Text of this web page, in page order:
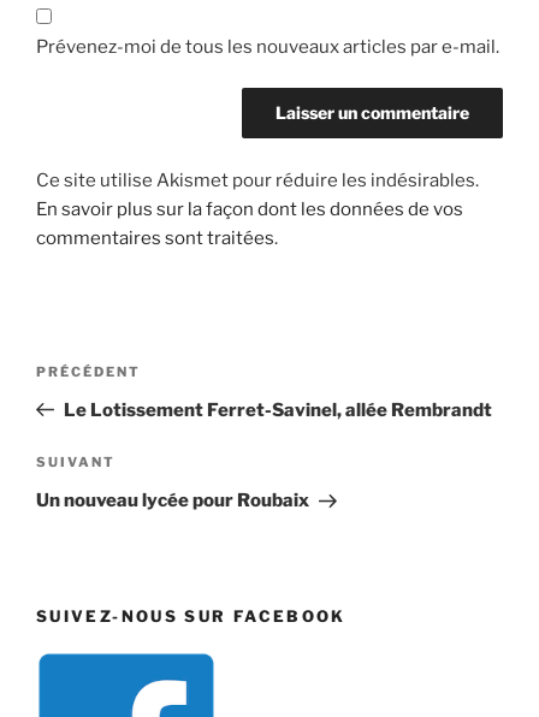
Prévenez-moi de tous les nouveaux articles par e-mail.
Ce site utilise Akismet pour réduire les indésirables.
En savoir plus sur la façon dont les données de vos
commentaires sont traitées.
Navigation
l’article
Article
précédent
PRÉCÉDENT
Le Lotissement Ferret-Savinel, allée Rembrandt
Article
suivant
SUIVANT
Un nouveau lycée pour Roubaix
SUIVEZ-NOUS SUR FACEBOOK